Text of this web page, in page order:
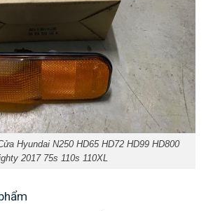
Hyundai N250 HD65 HD72 HD99 HD800
2017 75s 110s 110XL